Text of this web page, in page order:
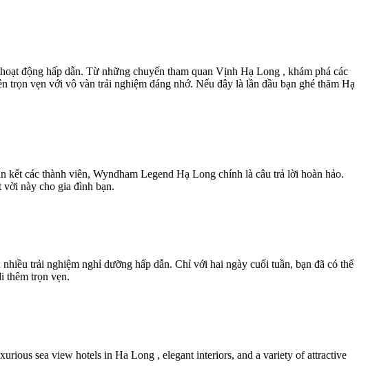
động hấp dẫn. Từ những chuyến tham quan Vịnh Hạ Long , khám phá các
vẹn với vô vàn trải nghiệm đáng nhớ. Nếu đây là lần đầu bạn ghé thăm Hạ
các thành viên, Wyndham Legend Hạ Long chính là câu trả lời hoàn hảo.
này cho gia đình bạn.
trải nghiệm nghỉ dưỡng hấp dẫn. Chỉ với hai ngày cuối tuần, bạn đã có thể
thêm trọn vẹn.
sea view hotels in Ha Long , elegant interiors, and a variety of attractive